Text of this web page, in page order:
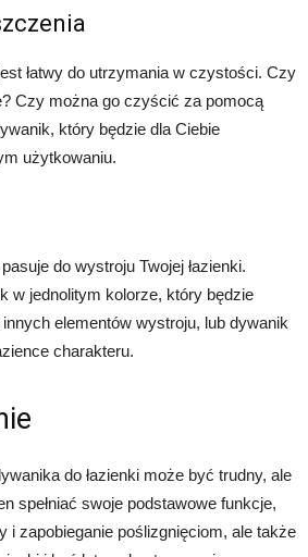
łatwy do utrzymania w czystości. Czy
Czy można go czyścić za pomocą
który będzie dla Ciebie
użytkowaniu.
do wystroju Twojej łazienki.
w jednolitym kolorze, który będzie
innych elementów wystroju, lub dywanik
charakteru.
do łazienki może być trudny, ale
spełniać swoje podstawowe funkcje,
i zapobieganie poślizgnięciom, ale także